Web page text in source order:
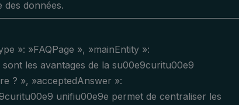
des données.
»: »FAQPage », »mainEntity »:
les avantages de la su00e9curitu00e9
? », »acceptedAnswer »:
unifiu00e9e permet de centraliser les